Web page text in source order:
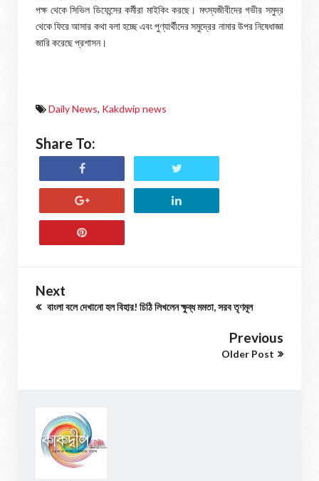
পক্ষ থেকে সিভিল ডিফেন্সের কর্মীরা মাইকিং করছে। মৎস্যজীবীদের গভীর সমুদ্র
থেকে ফিরে আসার কথা বলা হচ্ছে এবং পুণ্যার্থীদের সমুদ্রের নামার উপর নিষেধাজ্ঞা
জারি করেছে প্রশাসন।
Daily News, Kakdwip news
Share To:
Next
বাংলা বলে দেখানো হল বিহার! চিঠি লিখলেন ক্ষুব্ধ মমতা, সরব তৃণমূল
Previous
Older Post